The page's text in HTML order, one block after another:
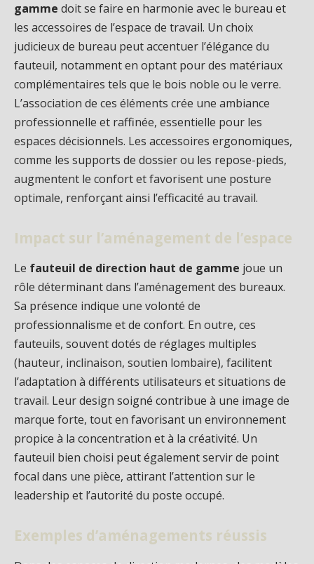
gamme doit se faire en harmonie avec le bureau et
les accessoires de l’espace de travail. Un choix
judicieux de bureau peut accentuer l’élégance du
fauteuil, notamment en optant pour des matériaux
complémentaires tels que le bois noble ou le verre.
L’association de ces éléments crée une ambiance
professionnelle et raffinée, essentielle pour les
espaces décisionnels. Les accessoires ergonomiques,
comme les supports de dossier ou les repose-pieds,
augmentent le confort et favorisent une posture
optimale, renforçant ainsi l’efficacité au travail.
Impact sur l’aménagement de l’espace
Le fauteuil de direction haut de gamme joue un
rôle déterminant dans l’aménagement des bureaux.
Sa présence indique une volonté de
professionnalisme et de confort. En outre, ces
fauteuils, souvent dotés de réglages multiples
(hauteur, inclinaison, soutien lombaire), facilitent
l’adaptation à différents utilisateurs et situations de
travail. Leur design soigné contribue à une image de
marque forte, tout en favorisant un environnement
propice à la concentration et à la créativité. Un
fauteuil bien choisi peut également servir de point
focal dans une pièce, attirant l’attention sur le
leadership et l’autorité du poste occupé.
Exemples d’aménagements réussis